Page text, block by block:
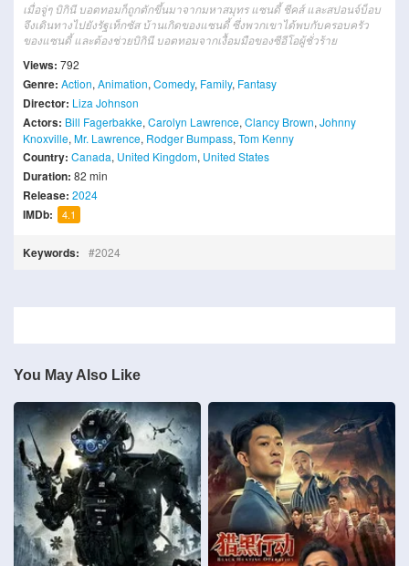
เมื่อจู่ๆ บิกินี บอตทอมก็ถูกตักขึ้นมาจากมหาสมุทร แซนดี้ ชีคส์ และสปอนจ์บ็อบ
จึงเดินทางไปยังรัฐเท็กซัส บ้านเกิดของแซนดี้ ซึ่งพวกเขาได้พบกับครอบครัว
ของแซนดี้ และต้องช่วยบิกินี บอตทอมจากเงื้อมมือของซีอีโอผู้ชั่วร้าย
Views: 792
Genre: Action, Animation, Comedy, Family, Fantasy
Director: Liza Johnson
Actors: Bill Fagerbakke, Carolyn Lawrence, Clancy Brown, Johnny
Knoxville, Mr. Lawrence, Rodger Bumpass, Tom Kenny
Country: Canada, United Kingdom, United States
Duration: 82 min
Release: 2024
IMDb: 4.1
Keywords: 2024
You May Also Like